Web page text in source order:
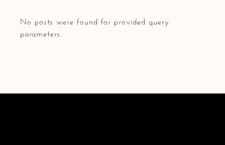
No posts were found for provided query
parameters.